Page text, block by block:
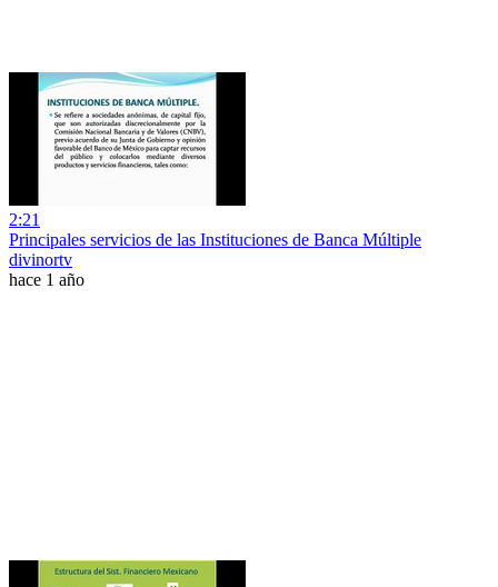
2:21
Principales servicios de las Instituciones de Banca Múltiple
divinortv
hace 1 año